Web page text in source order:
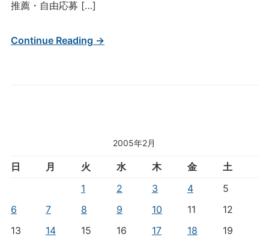
2005年2月
日 月 火 水 木 金
土
1
2 3 4
5
6
7 8 9 10 11
12
13
14 15 16 17 18
19
推薦・自由応募 […]
Continue Reading →